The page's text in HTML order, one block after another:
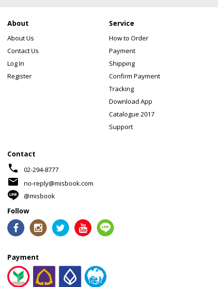
About
About Us
Contact Us
Log In
Register
Service
How to Order
Payment
Shipping
Confirm Payment
Tracking
Download App
Catalogue 2017
Support
Contact
phone 02-294-8777
mail
no-reply@misbook.com
@misbook
Follow
Payment